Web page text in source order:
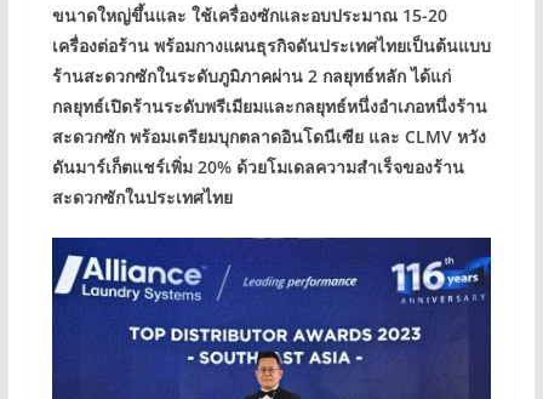
ขนาดใหญ่ขึ้นและ ใช้เครื่องซักและอบประมาณ 15-20
เครื่องต่อร้าน พร้อมกางแผนธุรกิจดันประเทศไทยเป็นต้นแบบ
ร้านสะดวกซักในระดับภูมิภาคผ่าน 2 กลยุทธ์หลัก ได้แก่
กลยุทธ์เปิดร้านระดับพรีเมียมและกลยุทธ์หนึ่งอำเภอหนึ่งร้าน
สะดวกซักพร้อมเตรียมบุกตลาดอินโดนีเซีย และ CLMV หวัง
ดันมาร์เก็ตแชร์เพิ่ม 20% ด้วยโมเดลความสำเร็จของร้าน
สะดวกซักในประเทศไทย